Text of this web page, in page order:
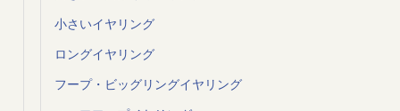
小さいイヤリング
ロングイヤリング
フープ・ビッグリングイヤリング